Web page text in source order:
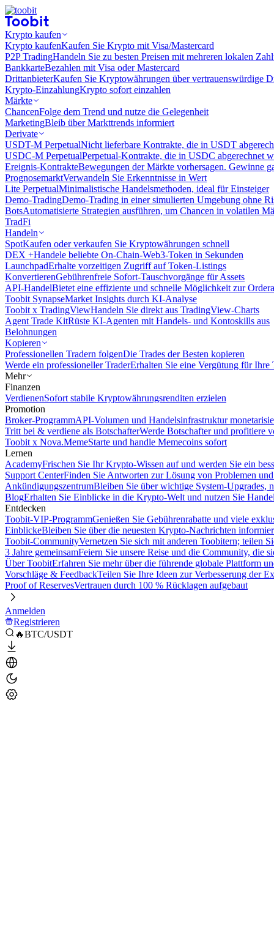
Krypto kaufen
Krypto kaufenKaufen Sie Krypto mit Visa/Mastercard
P2P TradingHandeln Sie zu besten Preisen mit mehreren lokalen
BankkarteBezahlen mit Visa oder Mastercard
DrittanbieterKaufen Sie Kryptowährungen über vertrauenswürdige
Krypto-EinzahlungKrypto sofort einzahlen
Märkte
ChancenFolge dem Trend und nutze die Gelegenheit
MarketingBleib über Markttrends informiert
Derivate
USDT-M PerpetualNicht lieferbare Kontrakte, die in USDT
USDC-M PerpetualPerpetual-Kontrakte, die in USDC abgerechnet
Ereignis-KontrakteBewegungen der Märkte vorhersagen. Gewinne
PrognosemarktVerwandeln Sie Erkenntnisse in Wert
Lite PerpetualMinimalistische Handelsmethoden, ideal für Einsteiger
Demo-TradingDemo-Trading in einer simulierten Umgebung ohne
BotsAutomatisierte Strategien ausführen, um Chancen in volatilen
TradFi
Handeln
SpotKaufen oder verkaufen Sie Kryptowährungen schnell
DEX +Handele beliebte On-Chain-Web3-Token in Sekunden
LaunchpadErhalte vorzeitigen Zugriff auf Token-Listings
KonvertierenGebührenfreie Sofort-Tauschvorgänge für Assets
API-HandelBietet eine effiziente und schnelle Möglichkeit zur
Toobit SynapseMarket Insights durch KI-Analyse
Toobit x TradingViewHandeln Sie direkt aus TradingView-Charts
Agent Trade KitRüste KI-Agenten mit Handels- und Kontoskills aus
Belohnungen
Kopieren
Professionellen Tradern folgenDie Trades der Besten kopieren
Werde ein professioneller TraderErhalten Sie eine Vergütung für Ihre
Mehr
Finanzen
VerdienenSofort stabile Kryptowährungsrenditen erzielen
Promotion
Broker-ProgrammAPI-Volumen und Handelsinfrastruktur
Tritt bei & verdiene als BotschafterWerde Botschafter und profitiere
Toobit x Nova.MemeStarte und handle Memecoins sofort
Lernen
AcademyFrischen Sie Ihr Krypto-Wissen auf und werden Sie ein
Support CenterFinden Sie Antworten zur Lösung von Problemen
AnkündigungszentrumBleiben Sie über wichtige System-Upgrades,
BlogErhalten Sie Einblicke in die Krypto-Welt und nutzen Sie
Entdecken
Toobit-VIP-ProgrammGenießen Sie Gebührenrabatte und viele
EinblickeBleiben Sie über die neuesten Krypto-Nachrichten
Toobit-CommunityVernetzen Sie sich mit anderen Toobitern; teilen
3 Jahre gemeinsamFeiern Sie unsere Reise und die Community, die
Über ToobitErfahren Sie mehr über die führende globale Plattform
Vorschläge & FeedbackTeilen Sie Ihre Ideen zur Verbesserung der
Proof of ReservesVertrauen durch 100 % Rücklagen aufgebaut
Anmelden
Registrieren
🔥BTC/USDT